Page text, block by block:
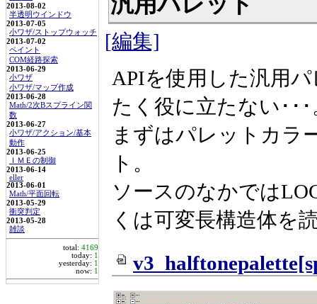
2013-08-02
半透明ウインドウ
2013-07-05
小ワザ/ストップウォッチ
2013-07-02
ペイント
COM経路探索
2013-06-29
小ワザ
小ワザ/マップ作成
2013-06-28
Math/2次Bスプライン関
数
2013-06-27
小ワザ/アクション/基本
動作
2013-06-25
ＩＭＥの制御
2013-06-14
eller
2013-06-01
Math/平面回転
2013-05-29
衝突判定
2013-05-28
雑談
total: 4169
today: 1
yesterday: 1
now: 1
[編集]
APIを使用した汎用
たく役に立たない･･･
まずはパレットカラ
ト。
ソースのなかでは
くは可変長構造体を